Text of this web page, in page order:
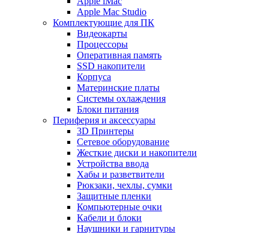
Apple Mac Studio
Комплектующие для ПК
Видеокарты
Процессоры
Оперативная память
SSD накопители
Корпуса
Материнские платы
Системы охлаждения
Блоки питания
Периферия и аксессуары
3D Принтеры
Сетевое оборудование
Жесткие диски и накопители
Устройства ввода
Хабы и разветвители
Рюкзаки, чехлы, сумки
Защитные пленки
Компьютерные очки
Кабели и блоки
Наушники и гарнитуры